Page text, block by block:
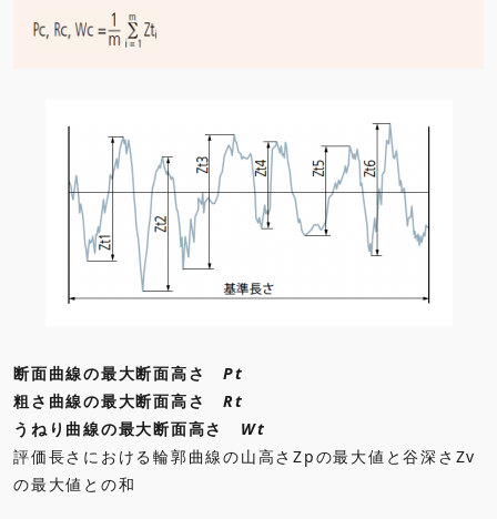
断面曲線の最大断面高さ Pt
粗さ曲線の最大断面高さ Rt
うねり曲線の最大断面高さ Wt
評価長さにおける輪郭曲線の山高さZpの最大値と谷深さZv
の最大値との和